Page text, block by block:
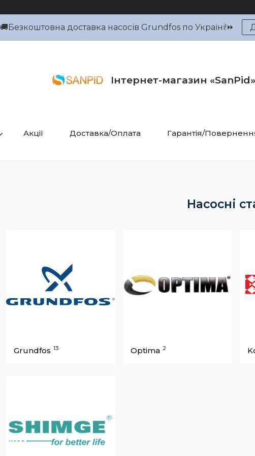
🚚Безкоштовна доставка насосів Grundfos по Україні!⏩
Інтернет-магазин «SanPid»
Акції Доставка/Оплата Гарантія/
Насосні
Grundfos 13 Optima 2